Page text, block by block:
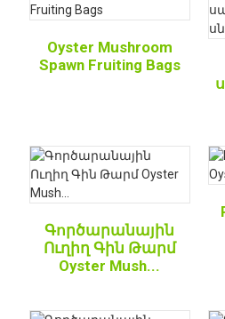
Oyster Mushroom
Spawn Fruiting Bags
Գործարանային
Ուղիղ Գին Թարմ
Oyster Mush...